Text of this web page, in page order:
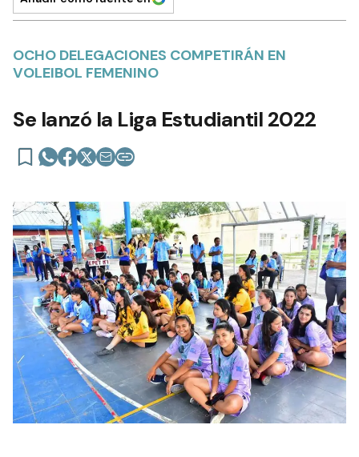
OCHO DELEGACIONES COMPETIRÁN EN
VOLEIBOL FEMENINO
Se lanzó la Liga Estudiantil 2022